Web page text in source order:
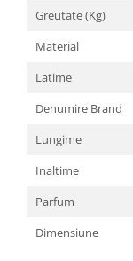
Greutate (Kg)
Material
Latime
Denumire Brand
Lungime
Inaltime
Parfum
Dimensiune